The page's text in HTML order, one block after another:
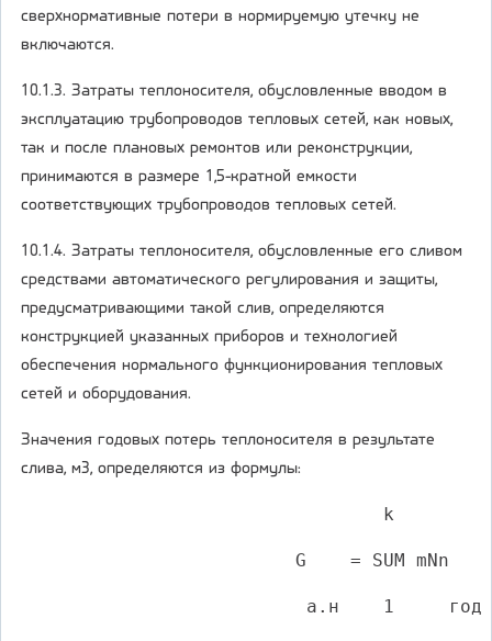
сверхнормативные потери в нормируемую утечку не
включаются.
10.1.3. Затраты теплоносителя, обусловленные вводом в
эксплуатацию трубопроводов тепловых сетей, как новых,
так и после плановых ремонтов или реконструкции,
принимаются в размере 1,5-кратной емкости
соответствующих трубопроводов тепловых сетей.
10.1.4. Затраты теплоносителя, обусловленные его сливом
средствами автоматического регулирования и защиты,
предусматривающими такой слив, определяются
конструкцией указанных приборов и технологией
обеспечения нормального функционирования тепловых
сетей и оборудования.
Значения годовых потерь теплоносителя в результате
слива, м3, определяются из формулы:
                                 k
G    = SUM mNn
а.н    1     год